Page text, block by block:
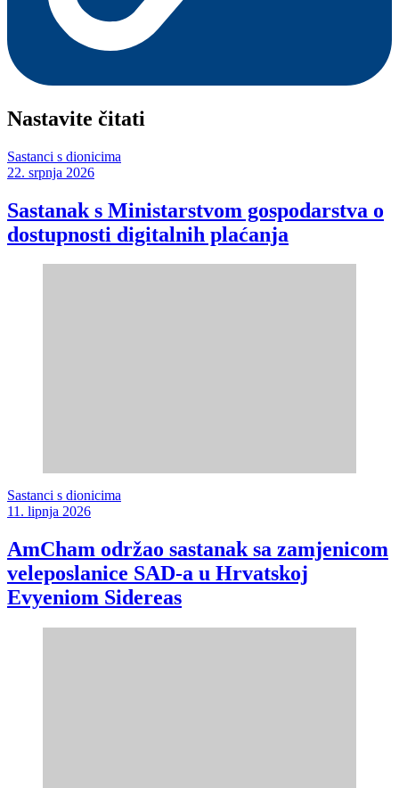
Nastavite čitati
Sastanci s dionicima
22. srpnja 2026
Sastanak s Ministarstvom gospodarstva o
dostupnosti digitalnih plaćanja
Sastanci s dionicima
11. lipnja 2026
AmCham održao sastanak sa zamjenicom
veleposlanice SAD-a u Hrvatskoj
Evyeniom Sidereas